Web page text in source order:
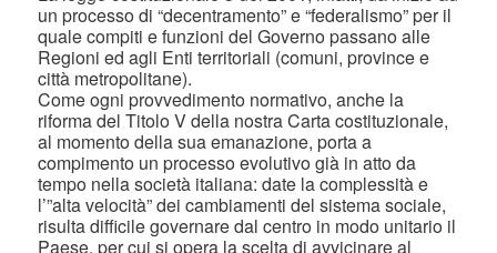
un processo di “decentramento” e “federalismo” per il
quale compiti e funzioni del Governo passano alle
Regioni ed agli Enti territoriali (comuni, province e
città metropolitane).
Come ogni provvedimento normativo, anche la
riforma del Titolo V della nostra Carta costituzionale,
al momento della sua emanazione, porta a
compimento un processo evolutivo già in atto da
tempo nella società italiana: date la complessità e
l’”alta velocità” dei cambiamenti del sistema sociale,
risulta difficile governare dal centro in modo unitario il
Paese, per cui si opera la scelta di avvicinare al